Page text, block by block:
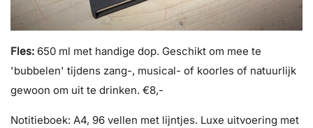
Fles: 650 ml met handige dop. Geschikt om mee te
'bubbelen' tijdens zang-, musical- of koorles of natuurlijk
gewoon om uit te drinken. €8,-
Notitieboek: A4, 96 vellen met lijntjes. Luxe uitvoering met